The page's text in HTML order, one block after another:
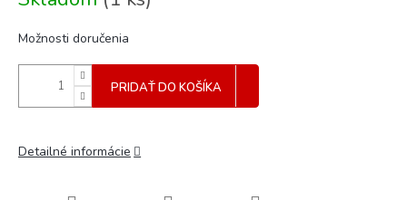
Možnosti doručenia
PRIDAŤ DO KOŠÍKA
Detailné informácie